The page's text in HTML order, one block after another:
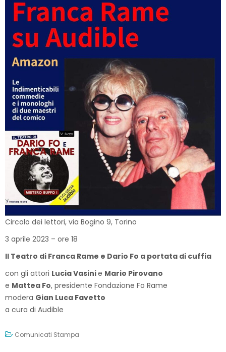
Circolo dei lettori, via Bogino 9, Torino
3 aprile 2023 – ore 18
Il Teatro di Franca Rame e Dario Fo a portata di cuffia
con gli attori Lucia Vasinie Mario Pirovano
e Mattea Fo, presidente Fondazione Fo Rame
modera Gian Luca Favetto
a cura di Audible
Comunicati Stampa